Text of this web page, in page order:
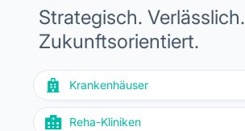
Strategisch. Verlässlich.
Zukunftsorientiert.
 Krankenhäuser
 Reha-Kliniken